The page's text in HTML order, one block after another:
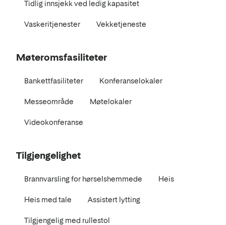
Tidlig innsjekk ved ledig kapasitet
Vaskeritjenester Vekketjeneste
Møteromsfasiliteter
Bankettfasiliteter Konferanselokaler
Messeområde Møtelokaler
Videokonferanse
Tilgjengelighet
Brannvarsling for hørselshemmede Heis
Heis med tale Assistert lytting
Tilgjengelig med rullestol